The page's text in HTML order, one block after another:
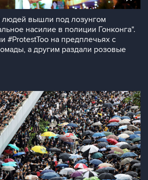
людей вышли под лозунгом
насилие в полиции Гонконга".
#ProtestToo на предплечьях с
а другим раздали розовые